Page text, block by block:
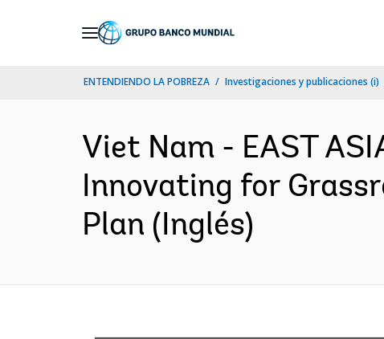
ENTENDIENDO LA POBREZA Investigaciones y publicaciones (i)
Viet Nam - EAST
Innovating for
Plan (Inglés)